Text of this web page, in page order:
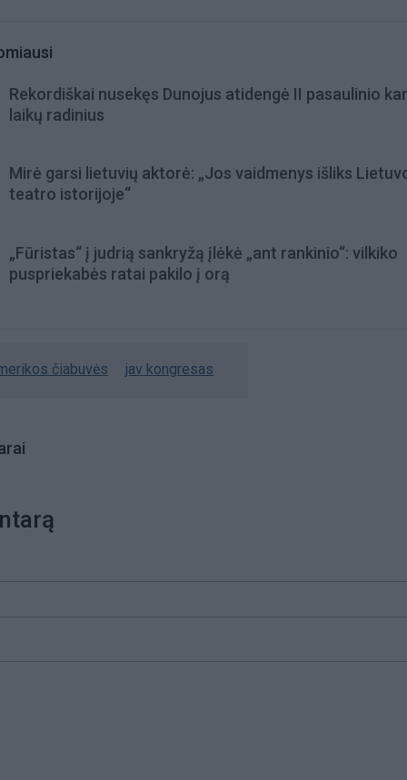
Rekordiškai nusekęs Dunojus atidengė II pasaulinio
laikų radinius
Mirė garsi lietuvių aktorė: „Jos vaidmenys išliks
teatro istorijoje“
„Fūristas“ į judrią sankryžą įlėkė „ant rankinio“: vilkiko
puspriekabės ratai pakilo į orą
čiabuvės jav kongresas